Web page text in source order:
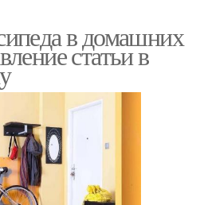
в домашних
статьи в